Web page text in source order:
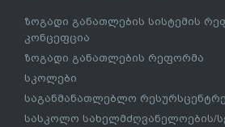
ზოგადი განათლების სისტემის
კონცეფცია
ზოგადი განათლების რეფორმა
სკოლები
საგანმანათლებლო
სასკოლო სახელმძღვანელოების/